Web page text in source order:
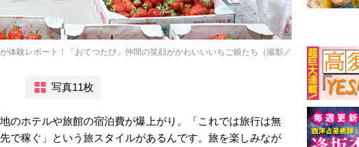
体験レポート！「おてつたび」仲間の笑顔がかわいいいちご娘たち（撮影／
写真11枚
のホテルや旅館の宿泊費が爆上がり。「これでは旅行は無
で稼ぐ」という旅スタイルがあるんです。旅を楽しみなが